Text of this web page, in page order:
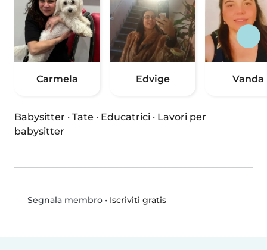
Carmela Edvige Vanda
Babysitter · Tate · Educatrici · Lavori per
babysitter
Segnala membro• Iscriviti gratis